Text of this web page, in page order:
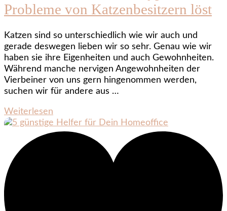
Probleme von Katzenbesitzern löst
Katzen sind so unterschiedlich wie wir auch und
gerade deswegen lieben wir so sehr. Genau wie wir
haben sie ihre Eigenheiten und auch Gewohnheiten.
Während manche nervigen Angewohnheiten der
Vierbeiner von uns gern hingenommen werden,
suchen wir für andere aus …
Weiterlesen